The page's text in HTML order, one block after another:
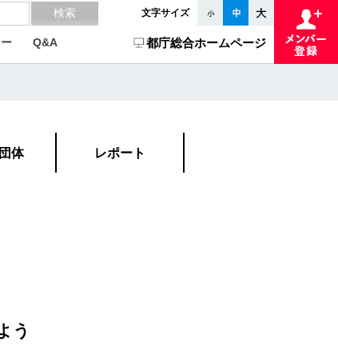
文字サイズ
Q&A 都庁総合ホームページ
体 レポート
う